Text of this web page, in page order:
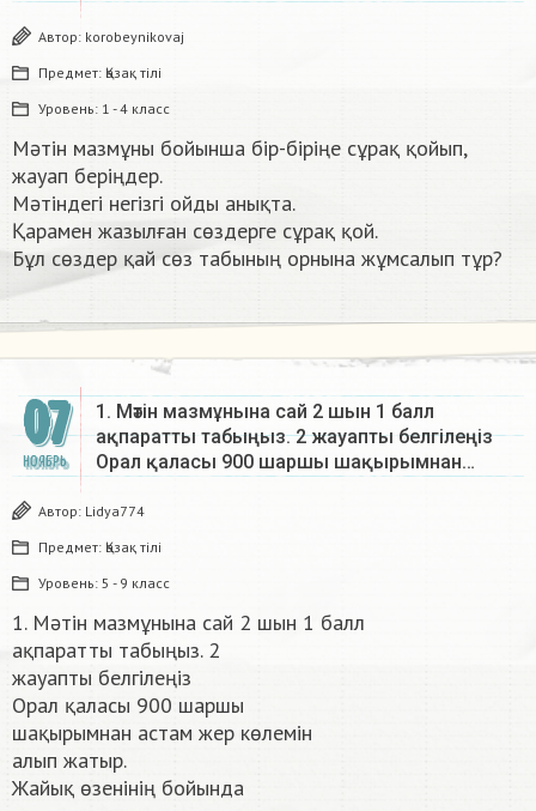
Автор: korobeynikovaj
Предмет: Қазақ тiлi
Уровень: 1 - 4 класс
Мәтін мазмұны бойынша бір-біріңе сұрақ қойып,
жауап беріңдер.
Мәтіндегі негізгі ойды анықта.
Қарамен жазылған сөздерге сұрақ қой.
Бұл сөздер қай сөз табының орнына жұмсалып тұр?​
07
НОЯБРЬ
1. Мәтін мазмұнына сай 2 шын 1 балл
ақпаратты табыңыз. 2 жауапты белгілеңіз
Орал қаласы 900 шаршы шақырымнан…
Автор: Lidya774
Предмет: Қазақ тiлi
Уровень: 5 - 9 класс
1. Мәтін мазмұнына сай 2 шын 1 балл
ақпаратты табыңыз. 2
жауапты белгілеңіз
Орал қаласы 900 шаршы
шақырымнан астам жер көлемін
алып жатыр.
Жайық өзенінің бойында